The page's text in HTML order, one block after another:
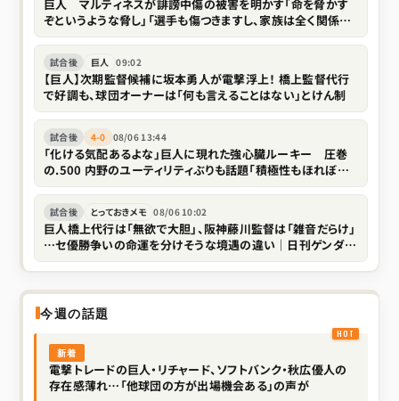
巨人 マルティネスが誹謗中傷の被害を明かす「命を脅かす
ぞというような脅し」「選手も傷つきますし、家族は全く関係な
試合後 巨人 09:02
【巨人】次期監督候補に坂本勇人が電撃浮上！ 橋上監督代行
で好調も、球団オーナーは「何も言えることはない」とけん制
試合後 4-0 08/06 13:44
「化ける気配あるよな」巨人に現れた強心臓ルーキー 圧巻
の.500 内野のユーティリティぶりも話題「積極性もほれぼれ
試合後 とっておきメモ 08/06 10:02
巨人橋上代行は「無欲で大胆」、阪神藤川監督は「雑音だらけ」
…セ優勝争いの命運を分けそうな境遇の違い｜日刊ゲンダイ
今週の話題
新着
電撃トレードの巨人・リチャード、ソフトバンク・秋広優人の
存在感薄れ…「他球団の方が出場機会ある」の声が